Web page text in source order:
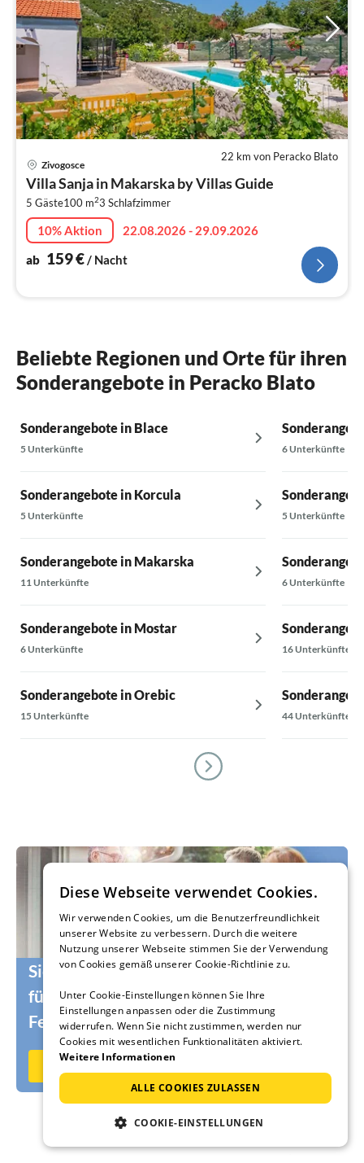
22 km von Peracko Blato
Zivogosce
Villa Sanja in Makarska by Villas Guide
5 Gäste100 m23 Schlafzimmer
10% Aktion
22.08.2026 - 29.09.2026
ab 159€/ Nacht
Beliebte Regionen und Orte für ihren
Sonderangebote in Peracko Blato
Sonderangebote in Blace
5 Unterkünfte
Sonderangebote in Korcula
5 Unterkünfte
Sonderangebote in Makarska
11 Unterkünfte
Sonderangebote in Mostar
6 Unterkünfte
Sonderangebote in Orebic
15 Unterkünfte
6 Unterkünfte
5 Unterkünfte
6 Unterkünfte
16 Unterkünfte
44 Unterkünfte
Sie suchen noch die passenden Urlauber
für Ihr Ferienhaus oder Ihre
Ferienwohnung?
Diese Webseite verwendet Cookies.
Wir verwenden Cookies, um die Benutzerfreundlichkeit
unserer Website zu verbessern. Durch die weitere
Nutzung unserer Webseite stimmen Sie der Verwendung
von Cookies gemäß unserer Cookie-Richtlinie zu.
Unter Cookie-Einstellungen können Sie Ihre
Einstellungen anpassen oder die Zustimmung
widerrufen. Wenn Sie nicht zustimmen, werden nur
Cookies mit wesentlichen Funktionalitäten aktiviert.
Weitere Informationen
ALLE COOKIES ZULASSEN
COOKIE-EINSTELLUNGEN